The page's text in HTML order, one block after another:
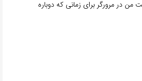
من در مرورگر برای زمانی که دوباره